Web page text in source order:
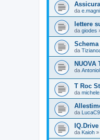
da
lettere
da giodes
da
NUOVA
da
T Roc
da
da
da Kaioh »